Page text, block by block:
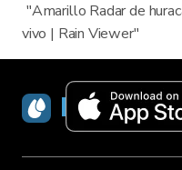
"Amarillo Radar de
vivo | Rain Viewer"